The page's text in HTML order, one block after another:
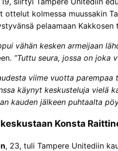
ottelut kolmessa muussakin
pelaamaan
vähän kesken armeijaan
”Tuttu seura, jossa on joka
viime vuotta
käynyt keskusteluja vielä
kauden jälkeen puhtaalta
Konsta
, 23, tuli Tampere Unitediin